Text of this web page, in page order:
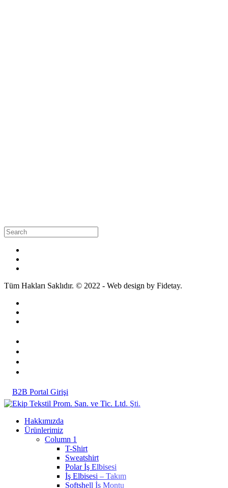
Tüm Hakları Saklıdır. © 2022 - Web design by Fidetay.
B2B Portal Girişi
Hakkımızda
Ürünlerimiz
Column 1
T-Shirt
Sweatshirt
Polar İş Elbisesi
İş Elbisesi – Takım
Softshell İş Montu